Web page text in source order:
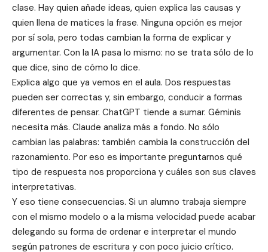
clase. Hay quien añade ideas, quien explica las causas y
quien llena de matices la frase. Ninguna opción es mejor
por sí sola, pero todas cambian la forma de explicar y
argumentar. Con la IA pasa lo mismo: no se trata sólo de lo
que dice, sino de cómo lo dice.
Explica algo que ya vemos en el aula. Dos respuestas
pueden ser correctas y, sin embargo, conducir a formas
diferentes de pensar. ChatGPT tiende a sumar. Géminis
necesita más. Claude analiza más a fondo. No sólo
cambian las palabras: también cambia la construcción del
razonamiento. Por eso es importante preguntarnos qué
tipo de respuesta nos proporciona y cuáles son sus claves
interpretativas.
Y eso tiene consecuencias. Si un alumno trabaja siempre
con el mismo modelo o a la misma velocidad puede acabar
delegando su forma de ordenar e interpretar el mundo
según patrones de escritura y con poco juicio crítico.